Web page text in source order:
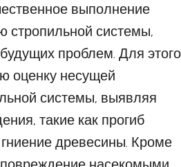
выполнение
стропильной системы,
проблем. Для этого
оценку несущей
системы, выявляя
такие как прогиб
древесины. Кроме